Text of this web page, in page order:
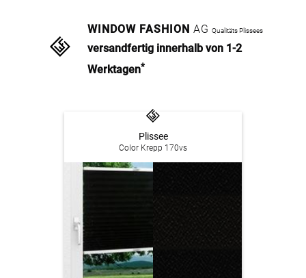
WINDOW FASHION AG Qualitäts Plissees
versandfertig innerhalb von 1-2
Werktagen*
Plissee
Color Krepp 170vs